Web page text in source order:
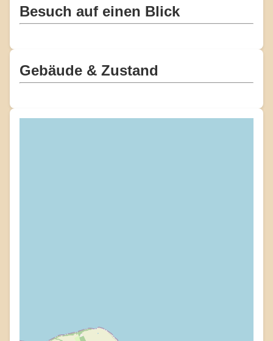
Besuch auf einen Blick
Gebäude & Zustand